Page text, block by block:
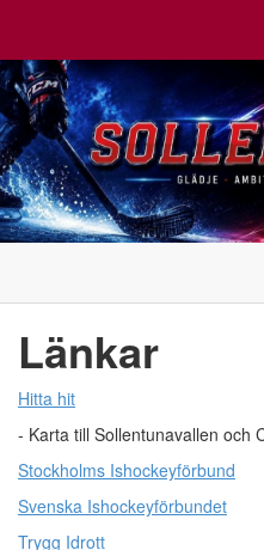
Länkar
Hitta hit
- Karta till Sollentunavallen och
Stockholms Ishockeyförbund
Svenska Ishockeyförbundet
Trygg Idrott